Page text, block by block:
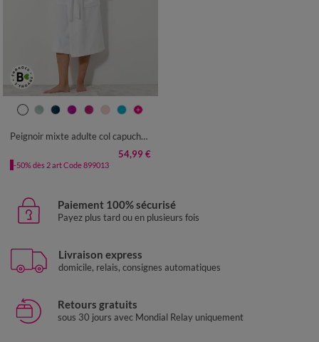
34/36 38/40 42/44
46/48
Peignoir mixte adulte col capuche - éponge bouclette 380 g/m²
54,99 €
-50% dès 2 art Code 899013
Paiement 100% sécurisé
Payez plus tard ou en plusieurs fois
Livraison express
domicile, relais, consignes automatiques
Retours gratuits
sous 30 jours avec Mondial Relay uniquement